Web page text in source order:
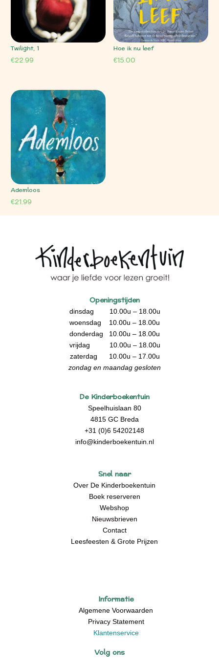
Twilight, 1
€22.99
Hoe ik nu leef
€15.00
Ademloos
€21.99
Openingstijden
dinsdag 10.00u – 18.00u
woensdag 10.00u – 18.00u
donderdag 10.00u – 18.00u
vrijdag 10.00u – 18.00u
zaterdag 10.00u – 17.00u
zondag en maandag gesloten
De Kinderboekentuin
Speelhuislaan 80
4815 GC Breda
+31 (0)6 54202148
info@kinderboekentuin.nl
Snel naar
Over De Kinderboekentuin
Boek reserveren
Webshop
Nieuwsbrieven
Contact
Leesfeesten & Grote Prijzen
Informatie
Algemene Voorwaarden
Privacy Statement
Klantenservice
Volg ons